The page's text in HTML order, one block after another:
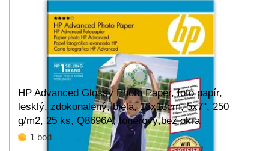
HP Advanced Glossy Photo Paper, foto papír,
lesklý, zdokonalený, biela, 13x18cm, 5x7", 250
g/m2, 25 ks, Q8696A, tonerový,bez okra
1 bod